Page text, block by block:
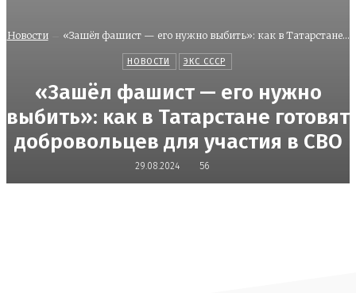
Новости «Зашёл фашист — его нужно выбить»: как в Татарстане...
НОВОСТИ ЭКС СССР
«Зашёл фашист — его нужно
выбить»: как в Татарстане готовят
добровольцев для участия в СВО
29.08.2024 56